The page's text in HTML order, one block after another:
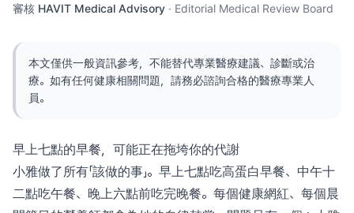
審核 HAVIT Medical Advisory · Editorial Medical Review Board
本文僅供一般資訊參考，不能替代專業醫療建議、診斷或治
療。如有任何健康相關問題，請務必諮詢合格的醫療專業人
員。
早上七點的早餐，可能正在拖垮你的代謝
小雅做了所有「該做的事」。早上七點吃高蛋白早餐、中午十
二點吃午餐、晚上六點前吃完晚餐。每個健康網紅、每個晨